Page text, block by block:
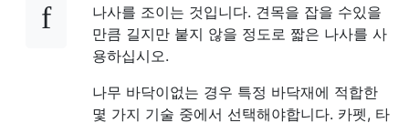
나사를 조이는 것입니다. 견목을 잡을 수있을
만큼 길지만 붙지 않을 정도로 짧은 나사를 사
용하십시오.
나무 바닥이없는 경우 특정 바닥재에 적합한
몇 가지 기술 중에서 선택해야합니다. 카펫, 타